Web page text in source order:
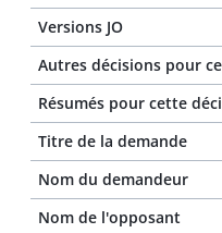
Versions JO
Autres décisions pour
Résumés pour cette
Titre de la demande
Nom du demandeur
Nom de l'opposant